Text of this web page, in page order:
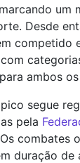
um
Desde
competido
ambos
segue
pela
combates
duração de